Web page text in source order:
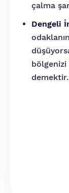
çalma
Dengeli
demektir.